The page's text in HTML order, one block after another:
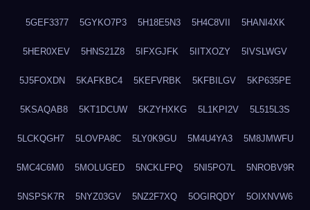
5GEF3377 5GYKO7P3 5H18E5N3 5H4C8VII 5HANI4XK
5HER0XEV 5HNS21Z8 5IFXGJFK 5IITXOZY 5IVSLWGV
5J5FOXDN 5KAFKBC4 5KEFVRBK 5KFBILGV 5KP635PE
5KSAQAB8 5KT1DCUW 5KZYHXKG 5L1KPI2V 5L515L3S
5LCKQGH7 5LOVPA8C 5LY0K9GU 5M4U4YA3 5M8JMWFU
5MC4C6M0 5MOLUGED 5NCKLFPQ 5NI5PO7L 5NROBV9R
5NSPSK7R 5NYZ03GV 5NZ2F7XQ 5OGIRQDY 5OIXNVW6